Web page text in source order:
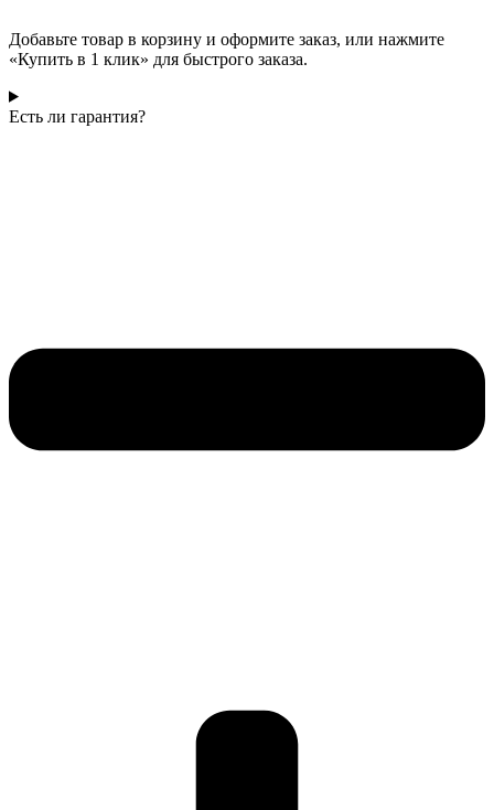
Добавьте товар в корзину и оформите заказ, или нажмите
«Купить в 1 клик» для быстрого заказа.
Есть ли гарантия?